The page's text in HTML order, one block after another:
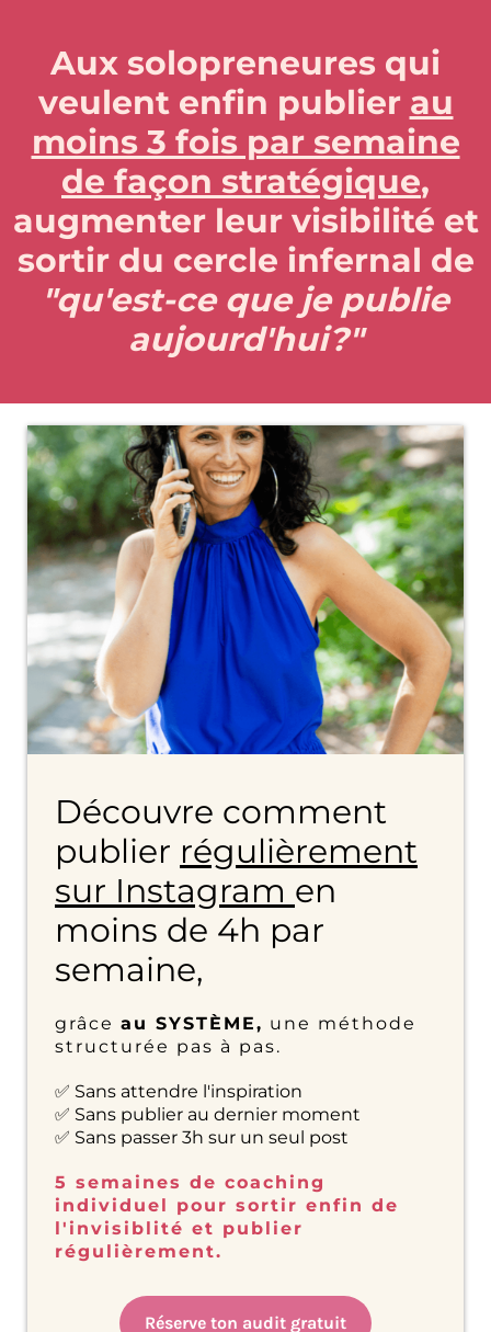
Aux solopreneures qui
veulent enfin publier au
moins 3 fois par semaine
de façon stratégique,
augmenter leur visibilité et
sortir du cercle infernal de
"qu'est-ce que je publie
aujourd'hui?"
Découvre comment
publier régulièrement
sur Instagram en
moins de 4h par
semaine,
grâce au SYSTÈME, une méthode
structurée pas à pas.
✅ Sans attendre l'inspiration
✅ Sans publier au dernier moment
✅ Sans passer 3h sur un seul post
5 semaines de coaching
individuel pour sortir enfin de
l'invisiblité et publier
régulièrement.
Réserve ton audit gratuit